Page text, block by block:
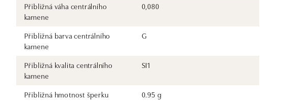
Přibližná váha centrálního
kamene
0,080
Přibližná barva centrálního
kamene
G
Přibližná kvalita centrálního
kamene
SI1
Přibližná hmotnost šperku
0.95 g